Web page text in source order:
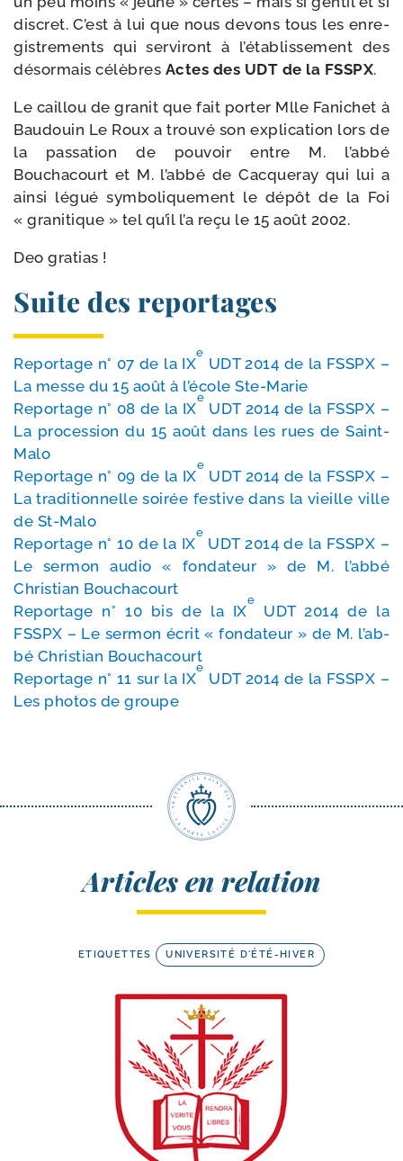
dis­cret. C’est à lui que nous devons tous les enre­
gis­tre­ments qui ser­vi­ront à l’é­ta­blis­se­ment des
désor­mais célèbres Actes des UDT de la FSSPX.
Le caillou de gra­nit que fait por­ter Mlle Fanichet à
Baudouin Le Roux a trou­vé son expli­ca­tion lors de
la pas­sa­tion de pou­voir entre M. l’ab­bé
Bouchacourt et M. l’ab­bé de Cacqueray qui lui a
ain­si légué sym­bo­li­que­ment le dépôt de la Foi
« gra­ni­tique » tel qu’il l’a reçu le 15 août 2002.
Deo gra­tias !
Suite des reportages
Reportage n° 07 de la IX
e
UDT 2014 de la FSSPX –
La messe du 15 août à l’é­cole Ste-Marie
Reportage n° 08 de la IX
e
UDT 2014 de la FSSPX –
La pro­ces­sion du 15 août dans les rues de Saint-
Malo
Reportage n° 09 de la IX
e
UDT 2014 de la FSSPX –
La tra­di­tion­nelle soi­rée fes­tive dans la vieille ville
de St-Malo
Reportage n° 10 de la IX
e
UDT 2014 de la FSSPX –
Le ser­mon audio « fon­da­teur » de M. l’ab­bé
Christian Bouchacourt
Reportage n° 10 bis de la IX
e
UDT 2014 de la
FSSPX – Le ser­mon écrit « fon­da­teur » de M. l’ab­
bé Christian Bouchacourt
Reportage n° 11 sur la IX
e
UDT 2014 de la FSSPX –
Les pho­tos de groupe
Articles en relation
ETIQUETTES UNIVERSITÉ D'ÉTÉ-HIVER